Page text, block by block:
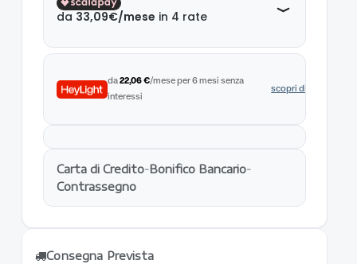
da22,06 €/mese per 6 mesi senza
interessi
scopri di più
Carta di Credito-Bonifico Bancario-
Contrassegno
Consegna Prevista